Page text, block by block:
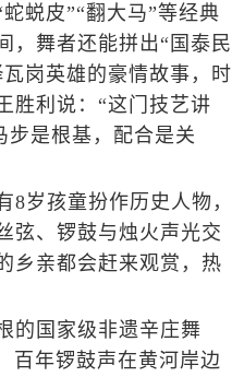
蜕皮”“翻大马”等经典
，舞者还能拼出“国泰民
岗英雄的豪情故事，时
胜利说：“这门技艺讲
步是根基，配合是关
孩童扮作历史人物，
弦、锣鼓与烛火声光交
乡亲都会赶来观赏，热
国家级非遗辛庄舞
百年锣鼓声在黄河岸边